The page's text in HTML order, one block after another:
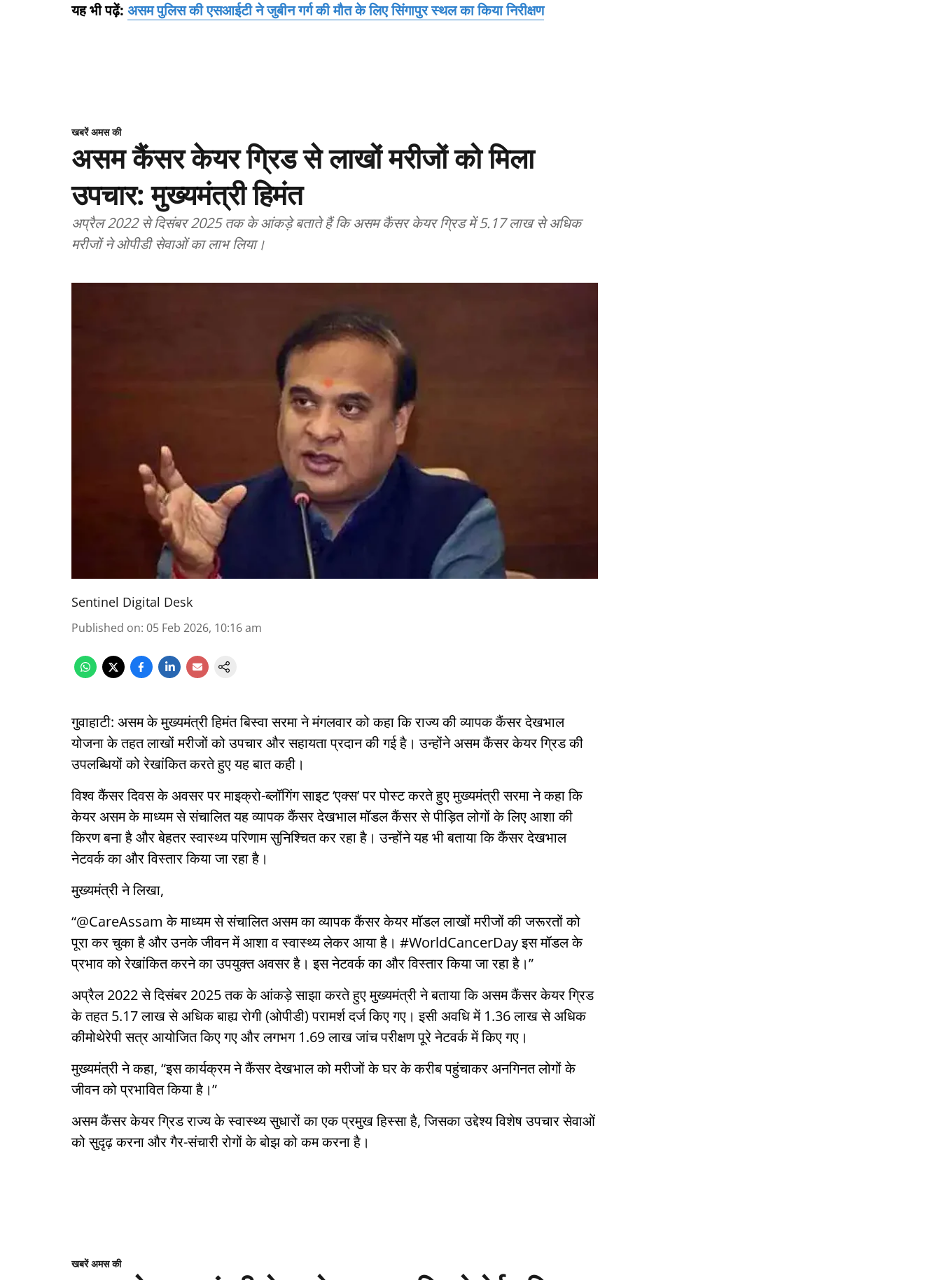
यह भी पढ़ें: असम पुलिस की एसआईटी ने जुबीन गर्ग की मौत के लिए सिंगापुर स्थल का किया निरीक्षण
खबरें अमस की
असम कैंसर केयर ग्रिड से लाखों मरीजों को मिला
उपचार: मुख्यमंत्री हिमंत
अप्रैल 2022 से दिसंबर 2025 तक के आंकड़े बताते हैं कि असम कैंसर केयर ग्रिड में 5.17 लाख से अधिक
मरीजों ने ओपीडी सेवाओं का लाभ लिया।
Sentinel Digital Desk
Published on: 05 Feb 2026, 10:16 am
गुवाहाटी: असम के मुख्यमंत्री हिमंत बिस्वा सरमा ने मंगलवार को कहा कि राज्य की व्यापक कैंसर देखभाल
योजना के तहत लाखों मरीजों को उपचार और सहायता प्रदान की गई है। उन्होंने असम कैंसर केयर ग्रिड की
उपलब्धियों को रेखांकित करते हुए यह बात कही।
विश्व कैंसर दिवस के अवसर पर माइक्रो-ब्लॉगिंग साइट ‘एक्स’ पर पोस्ट करते हुए मुख्यमंत्री सरमा ने कहा कि
केयर असम के माध्यम से संचालित यह व्यापक कैंसर देखभाल मॉडल कैंसर से पीड़ित लोगों के लिए आशा की
किरण बना है और बेहतर स्वास्थ्य परिणाम सुनिश्चित कर रहा है। उन्होंने यह भी बताया कि कैंसर देखभाल
नेटवर्क का और विस्तार किया जा रहा है।
मुख्यमंत्री ने लिखा,
“@CareAssam के माध्यम से संचालित असम का व्यापक कैंसर केयर मॉडल लाखों मरीजों की जरूरतों को
पूरा कर चुका है और उनके जीवन में आशा व स्वास्थ्य लेकर आया है। #WorldCancerDay इस मॉडल के
प्रभाव को रेखांकित करने का उपयुक्त अवसर है। इस नेटवर्क का और विस्तार किया जा रहा है।”
अप्रैल 2022 से दिसंबर 2025 तक के आंकड़े साझा करते हुए मुख्यमंत्री ने बताया कि असम कैंसर केयर ग्रिड
के तहत 5.17 लाख से अधिक बाह्य रोगी (ओपीडी) परामर्श दर्ज किए गए। इसी अवधि में 1.36 लाख से अधिक
कीमोथेरेपी सत्र आयोजित किए गए और लगभग 1.69 लाख जांच परीक्षण पूरे नेटवर्क में किए गए।
मुख्यमंत्री ने कहा, “इस कार्यक्रम ने कैंसर देखभाल को मरीजों के घर के करीब पहुंचाकर अनगिनत लोगों के
जीवन को प्रभावित किया है।”
असम कैंसर केयर ग्रिड राज्य के स्वास्थ्य सुधारों का एक प्रमुख हिस्सा है, जिसका उद्देश्य विशेष उपचार सेवाओं
को सुदृढ़ करना और गैर-संचारी रोगों के बोझ को कम करना है।
खबरें अमस की